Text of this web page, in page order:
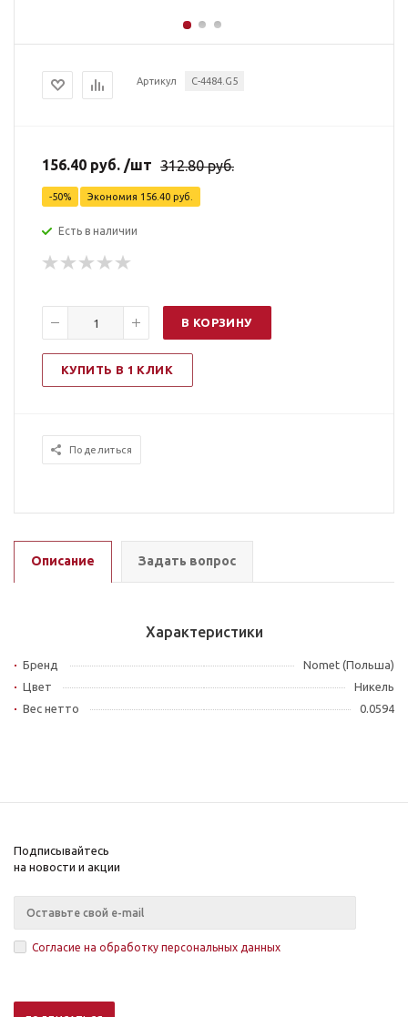
Артикул C-4484.G5
156.40 руб. /шт 312.80руб.
-50% Экономия 156.40 руб.
Есть в наличии
В КОРЗИНУ
КУПИТЬ В 1 КЛИК
Поделиться
Описание Задать вопрос
Характеристики
Бренд
Nomet (Польша)
Цвет
Никель
Вес нетто
0.0594
Подписывайтесь
на новости и акции
Согласие на обработку персональных данных